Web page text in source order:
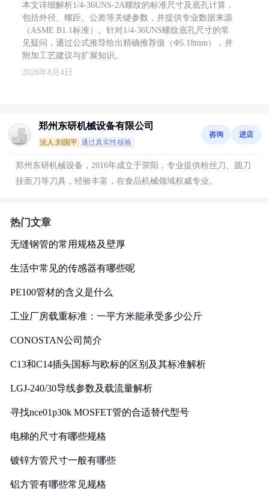
本文详细解析1/4-36UNS-2A螺纹的标准尺寸及底孔计算，
包括外径、螺距、公差等关键参数，并提供专业数据来源
（ASME B1.1标准）。针对1/4-36UNS螺纹底孔尺寸的常
见疑问，通过公式推导给出精确推荐值（Φ5.18mm），并
附加工艺建议与扩展知识。
2026年8月4日
郑州东研机械设备有限公司
法人:刘国平 通过真实性核验
咨询 进店
郑州东研机械设备，2016年成立于荥阳，专业提供粉丝刀、圆刀
挂面刀等刀具，经验丰富，在食品机械领域权威专业。
热门文章
无缝钢管的常用规格及壁厚
生活中常见的传感器有哪些呢
PE100管材的含义是什么
工业厂房载重标准：一平方米能承受多少公斤
CONOSTAN公司简介
C13和C14插头国标与欧标的区别及其标准解析
LGJ-240/30导线参数及载流量解析
寻找nce01p30k MOSFET管的合适替代型号
电梯的尺寸有哪些规格
镀锌方管尺寸一般有哪些
铝方管有哪些常见规格